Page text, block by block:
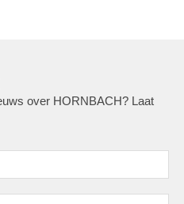
over HORNBACH? Laat